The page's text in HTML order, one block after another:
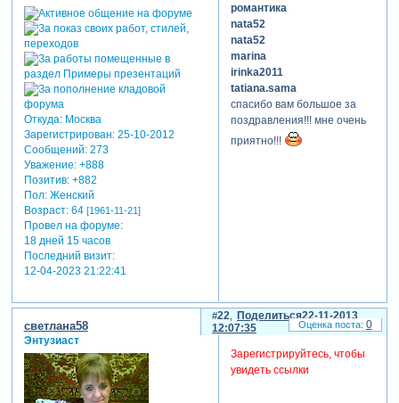
Откуда:Москва
Зарегистрирован: 25-10-2012
Сообщений:273
Уважение: +888
Позитив: +882
Пол:Женский
Возраст:64 [1961-11-21]
Провел на форуме:
18 дней 15 часов
Последний визит:
12-04-2023 21:22:41
романтика
nata52
nata52
marina
irinka2011
tatiana.sama
спасибо вам большое за
поздравления!!! мне очень
приятно!!!
Поделиться
22
22-11-2013
12:07:35
светлана58
Энтузиаст
Зарегистрируйтесь, чтобы
увидеть ссылки
0